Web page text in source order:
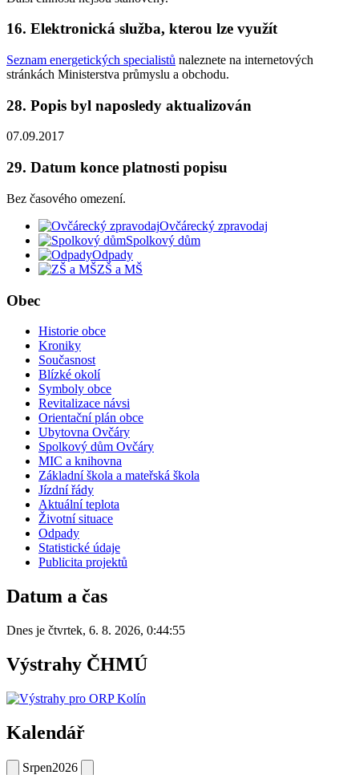
16. Elektronická služba, kterou lze využít
Seznam energetických specialistů naleznete na internetových
stránkách Ministerstva průmyslu a obchodu.
28. Popis byl naposledy aktualizován
07.09.2017
29. Datum konce platnosti popisu
Bez časového omezení.
Ovčárecký zpravodaj
Spolkový dům
Odpady
ZŠ a MŠ
Obec
Historie obce
Kroniky
Současnost
Blízké okolí
Symboly obce
Revitalizace návsi
Orientační plán obce
Ubytovna Ovčáry
Spolkový dům Ovčáry
MIC a knihovna
Základní škola a mateřská škola
Jízdní řády
Aktuální teplota
Životní situace
Odpady
Statistické údaje
Publicita projektů
Datum a čas
Dnes je čtvrtek, 6. 8. 2026, 0:44:55
Výstrahy ČHMÚ
Kalendář
Srpen2026